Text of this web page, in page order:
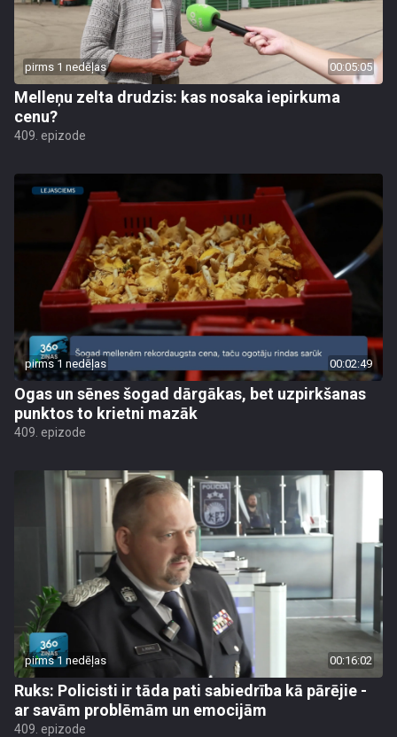
pirms 1 nedēļas 00:05:05
Melleņu zelta drudzis: kas nosaka iepirkuma
cenu?
409. epizode
pirms 1 nedēļas 00:02:49
Ogas un sēnes šogad dārgākas, bet uzpirkšanas
punktos to krietni mazāk
409. epizode
pirms 1 nedēļas 00:16:02
Ruks: Policisti ir tāda pati sabiedrība kā pārējie -
ar savām problēmām un emocijām
409. epizode